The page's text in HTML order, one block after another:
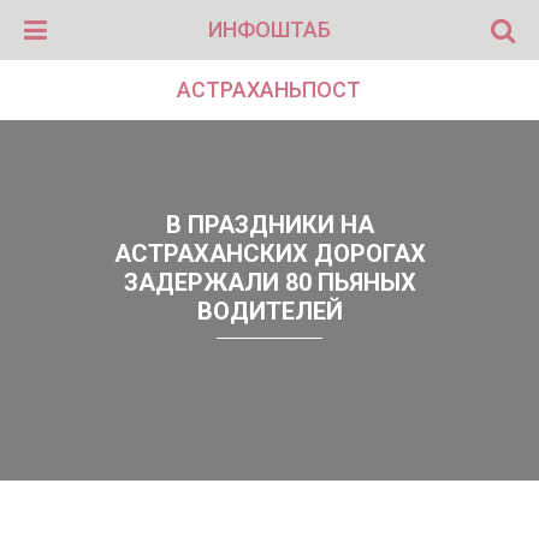
ИНФОШТАБ
АСТРАХАНЬПОСТ
В ПРАЗДНИКИ НА
АСТРАХАНСКИХ ДОРОГАХ
ЗАДЕРЖАЛИ 80 ПЬЯНЫХ
ВОДИТЕЛЕЙ